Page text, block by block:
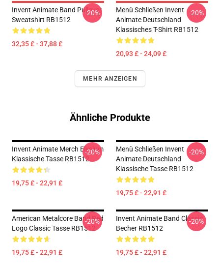
Invent Animate Band Pullover
Sweatshirt RB1512
32,35 £ - 37,88 £
-20%
Menü Schließen Invent
Animate Deutschland
Klassisches T-Shirt RB1512
20,93 £ - 24,09 £
-20%
MEHR ANZEIGEN
Ähnliche Produkte
Invent Animate Merch Elysium
Klassische Tasse RB1512
19,75 £ - 22,91 £
-20%
Menü Schließen Invent
Animate Deutschland
Klassische Tasse RB1512
19,75 £ - 22,91 £
-20%
American Metalcore Band Red
Logo Classic Tasse RB1512
19,75 £ - 22,91 £
-20%
Invent Animate Band Classic
Becher RB1512
19,75 £ - 22,91 £
-20%